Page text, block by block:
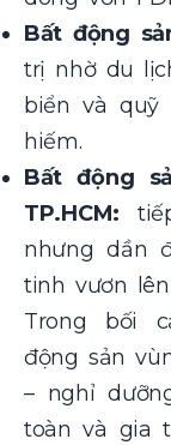
Bất động
trị nhờ du
biển và quỹ
hiếm.
Bất động
TP.HCM:
nhưng dần
tinh vươn
Trong bối
động sản
– nghỉ
toàn và gia